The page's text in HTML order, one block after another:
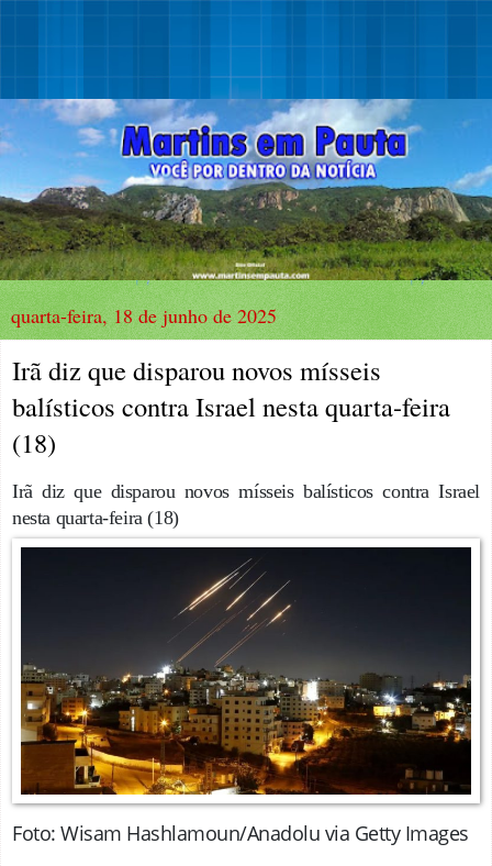
quarta-feira, 18 de junho de 2025
Irã diz que disparou novos mísseis
balísticos contra Israel nesta quarta-feira
(18)
Irã diz que disparou novos mísseis balísticos contra Israel
nesta quarta-feira (18)
Foto: Wisam Hashlamoun/Anadolu via Getty Images